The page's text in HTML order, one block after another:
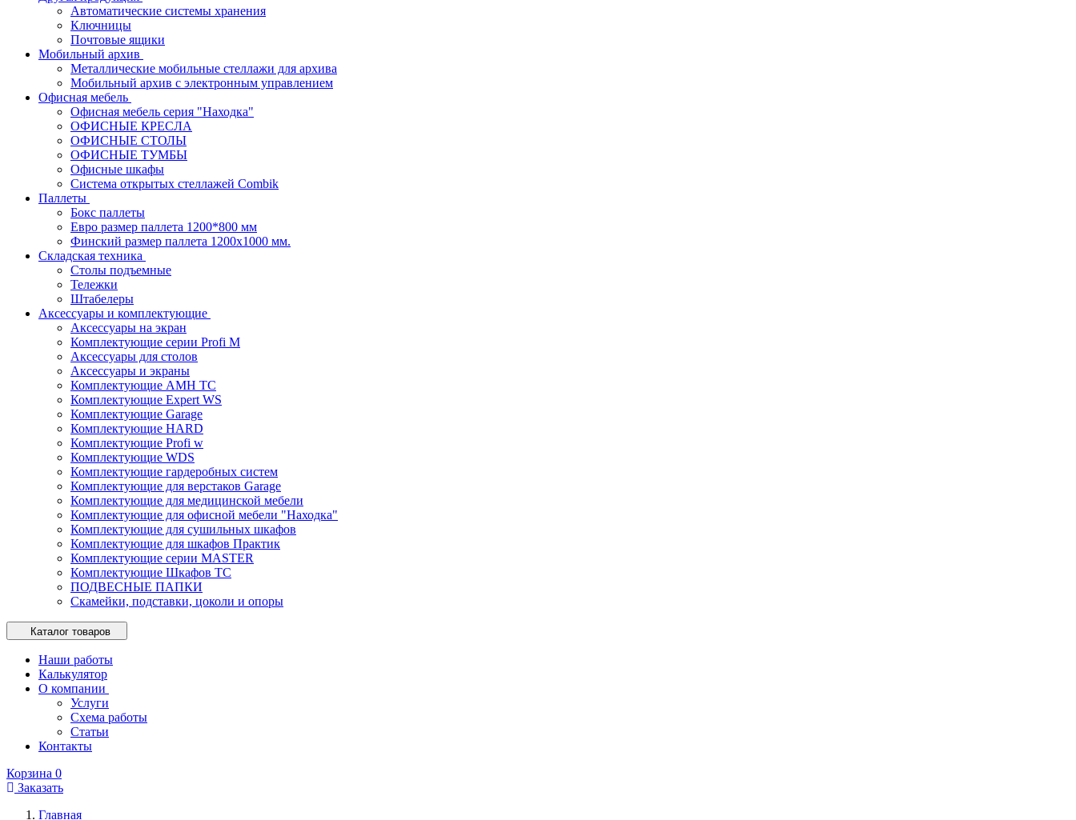
Автоматические системы хранения
Ключницы
Почтовые ящики
Мобильный архив
Металлические мобильные стеллажи для архива
Мобильный архив с электронным управлением
Офисная мебель
Офисная мебель серия "Находка"
ОФИСНЫЕ КРЕСЛА
ОФИСНЫЕ СТОЛЫ
ОФИСНЫЕ ТУМБЫ
Офисные шкафы
Система открытых стеллажей Combik
Паллеты
Бокс паллеты
Евро размер паллета 1200*800 мм
Финский размер паллета 1200х1000 мм.
Складская техника
Столы подъемные
Тележки
Штабелеры
Аксессуары и комплектующие
Аксессуары на экран
Комплектующие серии Profi M
Аксессуары для столов
Аксессуары и экраны
Комплектующие AMH TC
Комплектующие Expert WS
Комплектующие Garage
Комплектующие HARD
Комплектующие Profi w
Комплектующие WDS
Комплектующие гардеробных систем
Комплектующие для верстаков Garage
Комплектующие для медицинской мебели
Комплектующие для офисной мебели "Находка"
Комплектующие для сушильных шкафов
Комплектующие для шкафов Практик
Комплектующие серии MASTER
Комплектующие Шкафов ТС
ПОДВЕСНЫЕ ПАПКИ
Скамейки, подставки, цоколи и опоры
Каталог товаров
Наши работы
Калькулятор
О компании
Услуги
Схема работы
Статьи
Контакты
Корзина 0
Заказать
Главная